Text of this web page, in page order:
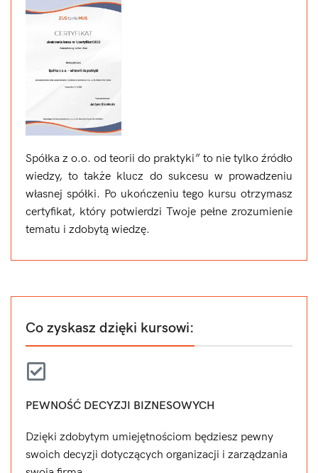
Spółka z o.o. od teorii do praktyki” to nie tylko źródło
wiedzy, to także klucz do sukcesu w prowadzeniu
własnej spółki. Po ukończeniu tego kursu otrzymasz
certyfikat, który potwierdzi Twoje pełne zrozumienie
tematu i zdobytą wiedzę.
Co zyskasz dzięki kursowi:
PEWNOŚĆ DECYZJI BIZNESOWYCH
Dzięki zdobytym umiejętnościom będziesz pewny
swoich decyzji dotyczących organizacji i zarządzania